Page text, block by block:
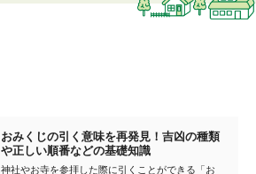
おみくじの引く意味を再発見！吉凶の種類
や正しい順番などの基礎知識
神社やお寺を参拝した際に引くことができる「お